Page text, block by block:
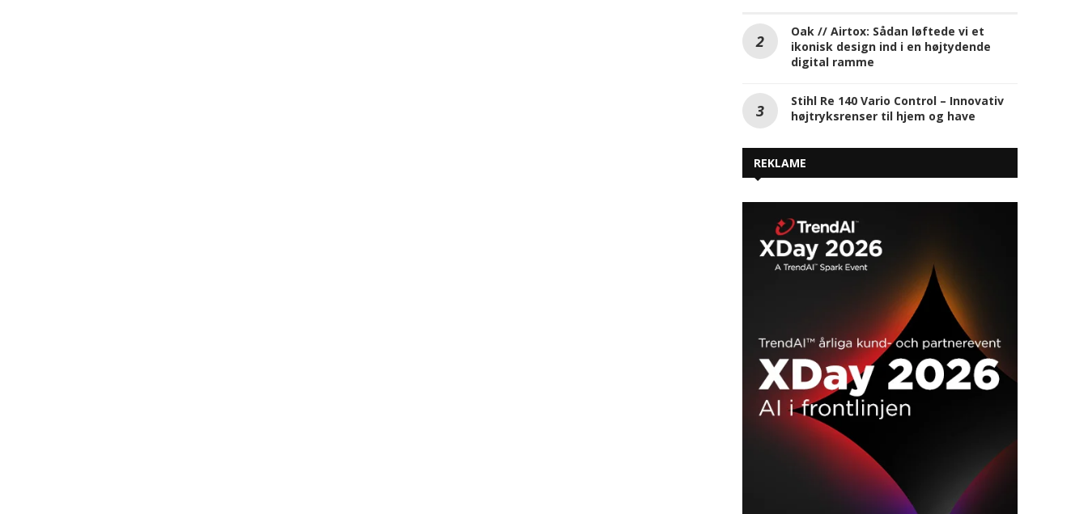
Schneider Electric scorer
hattrick: Kåret som verdens
mest bæredygtige virksomhed
ikonisk design ind i en højtydende
højtryksrenser til hjem og have
REKLAME